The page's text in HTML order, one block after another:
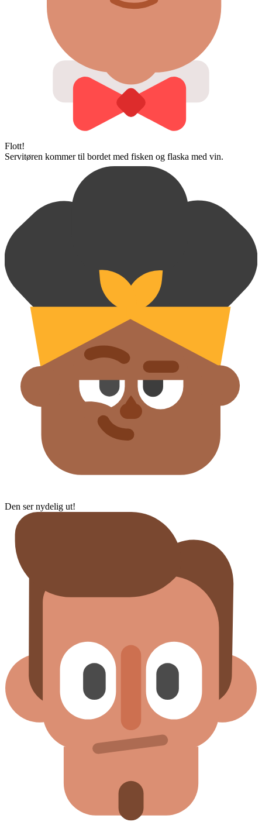
Flott!
Servitøren kommer til bordet med fisken og flaska med vin.
Den ser nydelig ut!